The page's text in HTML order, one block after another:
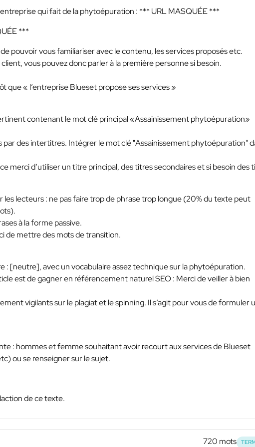
qui fait de la phytoépuration : *** URL MASQUÉE ***
***
pouvoir vous familiariser avec le contenu, les services proposés etc.
vous pouvez donc parler à la première personne si besoin.
que « l’entreprise Blueset propose ses services »
contenant le mot clé principal «Assainissement phytoépuration»
des intertitres. Intégrer le mot clé "Assainissement phytoépuration"
merci d’utiliser un titre principal, des titres secondaires et si besoin des
les lecteurs : ne pas faire trop de phrase trop longue (20% du texte peut
à la forme passive.
de mettre des mots de transition.
: [neutre], avec un vocabulaire assez technique sur la phytoépuration.
est de gagner en référencement naturel SEO : Merci de veiller à bien
vigilants sur le plagiat et le spinning. Il s’agit pour vous de formuler
: hommes et femme souhaitant avoir recourt aux services de Blueset
ou se renseigner sur le sujet.
de ce texte.
720 mots